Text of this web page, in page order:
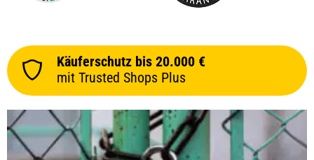
Käuferschutz bis 20.000 €
mit Trusted Shops Plus